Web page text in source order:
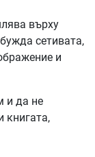
върху
сетивата,
и
и да не
книгата,